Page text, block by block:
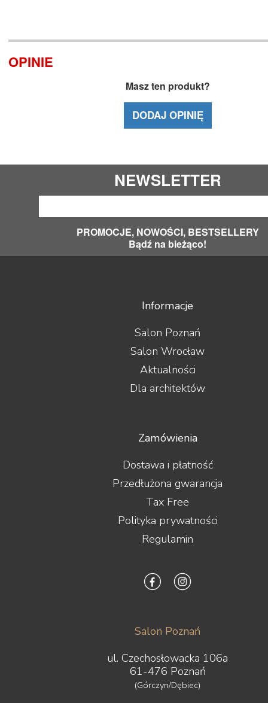
OPINIE
Masz ten produkt?
DODAJ OPINIĘ
NEWSLETTER
PROMOCJE, NOWOŚCI, BESTSELLERY
Bądź na bieżąco!
Informacje
Salon Poznań
Salon Wrocław
Aktualności
Dla architektów
Zamówienia
Dostawa i płatność
Przedłużona gwarancja
Tax Free
Polityka prywatności
Regulamin
Salon Poznań
ul. Czechosłowacka 106a
61-476 Poznań
(Górczyn/Dębiec)